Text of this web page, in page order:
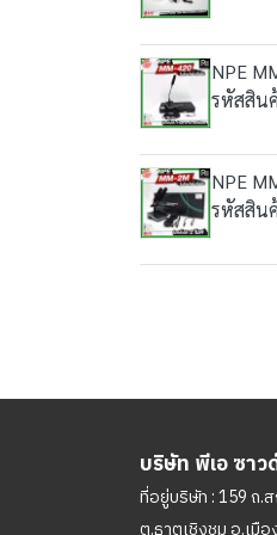
NPE
รหัสสิน
NPE
รหัสสิน
บริษัท พีเอ ซาว
ที่อยู่บริษัท : 159 ถ.